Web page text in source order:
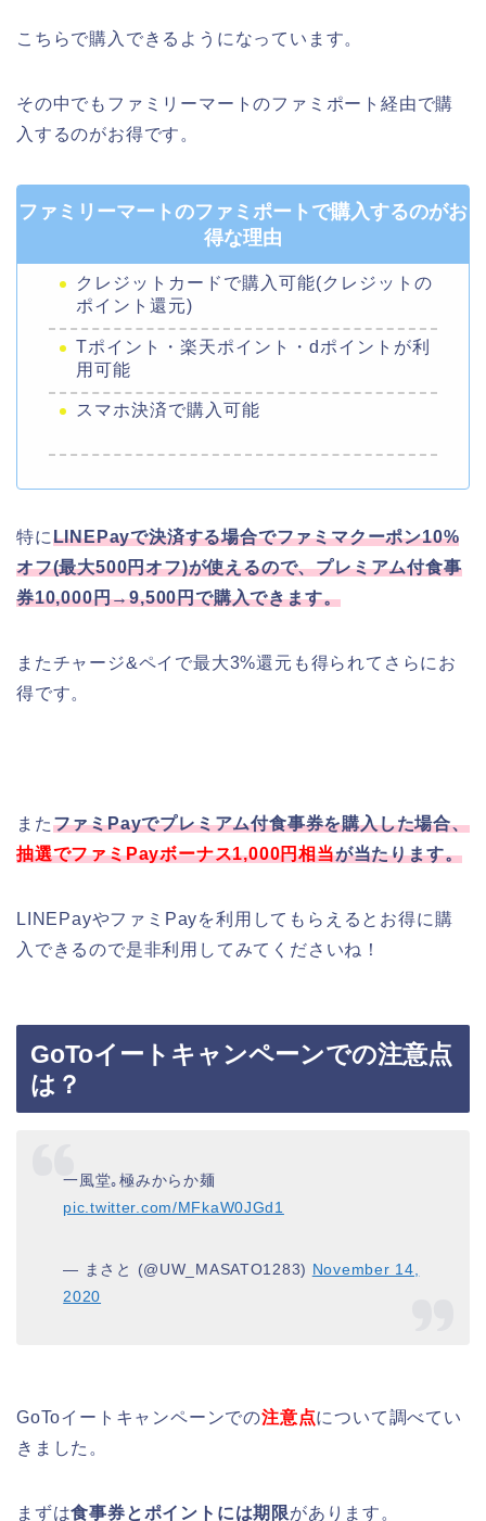
こちらで購入できるようになっています。
その中でもファミリーマートのファミポート経由で購
入するのがお得です。
ファミリーマートのファミポートで購入するのがお
得な理由
クレジットカードで購入可能(クレジットの
ポイント還元)
Tポイント・楽天ポイント・dポイントが利
用可能
スマホ決済で購入可能
特にLINEPayで決済する場合でファミマクーポン10%
オフ(最大500円オフ)が使えるので、プレミアム付食事
券10,000円→9,500円で購入できます。
またチャージ&ペイで最大3%還元も得られてさらにお
得です。
またファミPayでプレミアム付食事券を購入した場合、
抽選でファミPayボーナス1,000円相当が当たります。
LINEPayやファミPayを利用してもらえるとお得に購
入できるので是非利用してみてくださいね！
GoToイートキャンペーンでの注意点
は？
一風堂｡極みからか麺
pic.twitter.com/MFkaW0JGd1
— まさと (@UW_MASATO1283) November 14,
2020
GoToイートキャンペーンでの注意点について調べてい
きました。
まずは食事券とポイントには期限があります。